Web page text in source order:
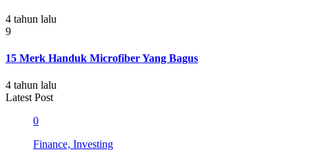
4 tahun lalu
9
15 Merk Handuk Microfiber Yang Bagus
4 tahun lalu
Latest Post
0
Finance, Investing